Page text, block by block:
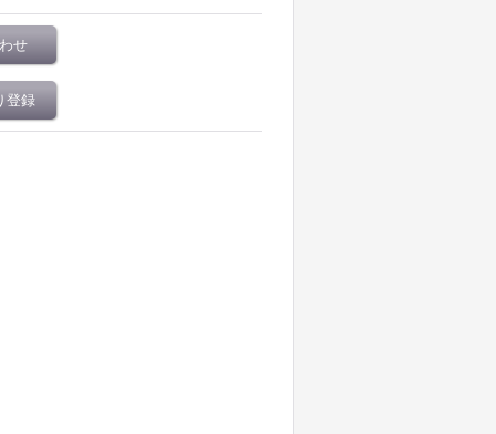
せ
登録